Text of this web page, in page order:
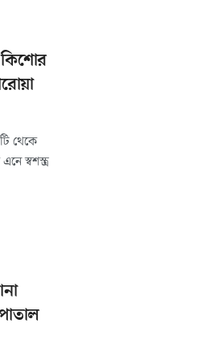
থেকে
স্বশস্ত্র